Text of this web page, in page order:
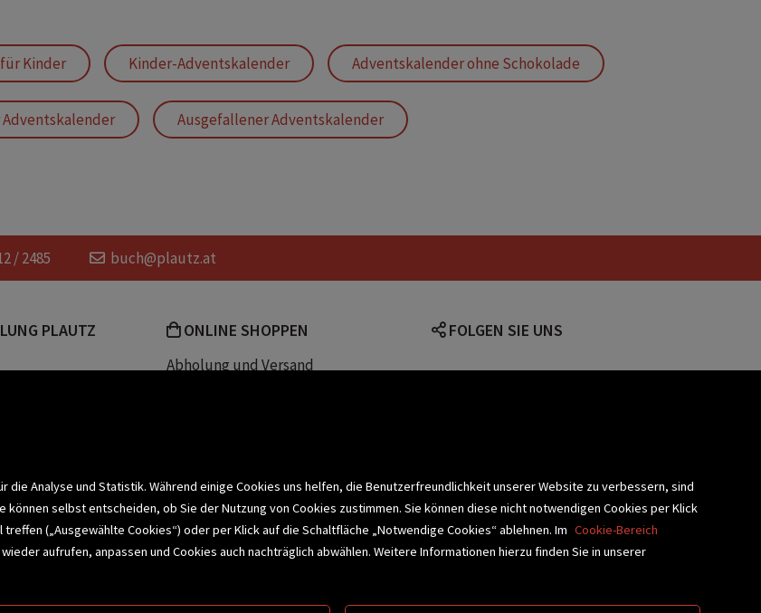
Kinder Kinder-Adventskalender Adventskalender ohne Schokolade
Adventskalender Ausgefallener Adventskalender
/ 2485 buch@plautz.at
PLAUTZ ONLINE SHOPPEN
Abholung und Versand
FOLGEN SIE UNS
>
Analyse und Statistik. Während einige Cookies uns helfen, die Benutzerfreundlichkeit unserer Website zu verbessern, sind
selbst entscheiden, ob Sie der Nutzung von Cookies zustimmen. Sie können diese nicht notwendigen Cookies per Klick
(„Ausgewählte Cookies“) oder per Klick auf die Schaltfläche „Notwendige Cookies“ ablehnen. Im Cookie-Bereich
aufrufen, anpassen und Cookies auch nachträglich abwählen. Weitere Informationen hierzu finden Sie in unserer